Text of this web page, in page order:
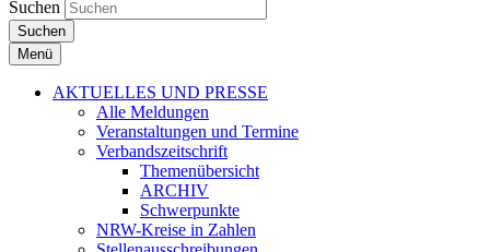
Suchen
Suchen
Menü
AKTUELLES UND PRESSE
Alle Meldungen
Veranstaltungen und Termine
Verbandszeitschrift
Themenübersicht
ARCHIV
Schwerpunkte
NRW-Kreise in Zahlen